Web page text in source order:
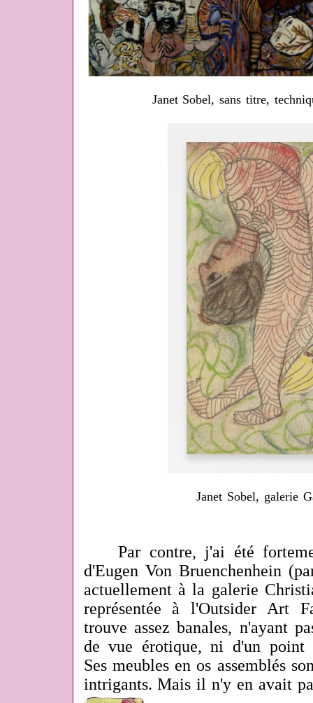
Janet Sobel, sans titre,
Janet Sobel, galerie
Par contre, j'ai été
d'Eugen Von Bruenchenhein
actuellement à la galerie
représentée à l'Outsider Art
trouve assez banales, n'ayant
de vue érotique, ni d'un point
Ses meubles en os assemblés
intrigants. Mais il n'y en avait